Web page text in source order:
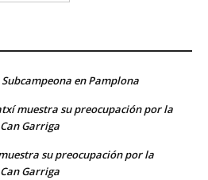
en Pamplona
muestra su preocupación por la
Garriga
su preocupación por la
Garriga